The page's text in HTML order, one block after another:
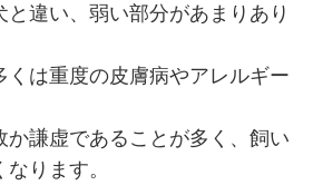
違い、弱い部分があまりあり
くは重度の皮膚病やアレルギー
か謙虚であることが多く、飼い
ります。